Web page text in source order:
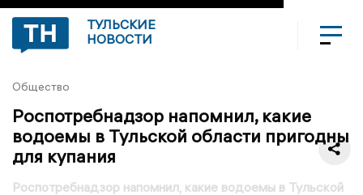
ТУЛЬСКИЕ
НОВОСТИ
Общество
Роспотребнадзор напомнил, какие
водоемы в Тульской области пригодны
для купания
Роспотребнадзор напомнил, какие водоемы в Тульской